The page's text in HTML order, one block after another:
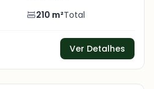
210 m²Total
Ver Detalhes